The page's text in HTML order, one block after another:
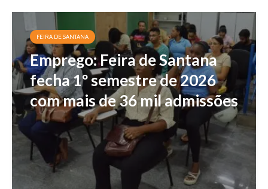
FEIRA DE SANTANA
Emprego: Feira de Santana
fecha 1º semestre de 2026
com mais de 36 mil admissões